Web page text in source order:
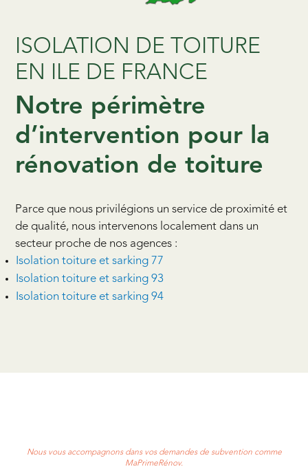
ISOLATION DE TOITURE
EN ILE DE FRANCE
Notre périmètre
d’intervention pour la
rénovation de toiture
Parce que nous privilégions un service de proximité et
de qualité, nous intervenons localement dans un
secteur proche de nos agences :
Isolation toiture et sarking 77
Isolation toiture et sarking 93
Isolation toiture et sarking 94
Nous vous accompagnons dans vos demandes de subvention comme
MaPrimeRénov.